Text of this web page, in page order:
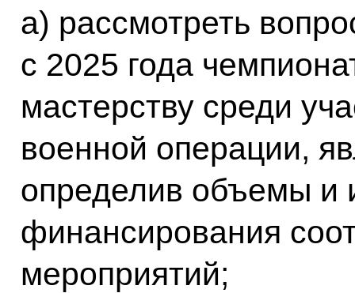
a) рассмотреть
с 2025 года
мастерству среди
военной операции,
определив объемы и
финансирования
мероприятий;